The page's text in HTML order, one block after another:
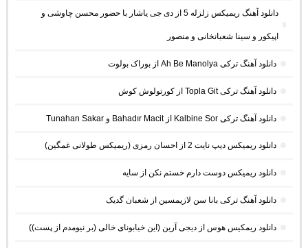
دانلود آهنگ ریمیکس زلزله 5 از دی جی یاشار با حضور محسن چاوشی و
اپیکور و سینا شعبانخانی و منصور
دانلود آهنگ ترکی Ah Be Manolya از بوراک بولوت
دانلود آهنگ ترکی Topla Git از کورتولوش کوش
دانلود آهنگ ترکی Kalbine Sor از Bahadır Macit و Tunahan Sakar
دانلود ریمیکس دیپ نایت 2 از احسان رمزی (ریمیکس طولانی غمگین)
دانلود ریمیکس دوست دارم خستم نکن از سایه
دانلود آهنگ ترکی بانا سن لازیمسین از شعبان گدیک
دانلود ریمکیس هوس از دیجی آرین (این خیابونای خالی (بر نیومدم از پست))